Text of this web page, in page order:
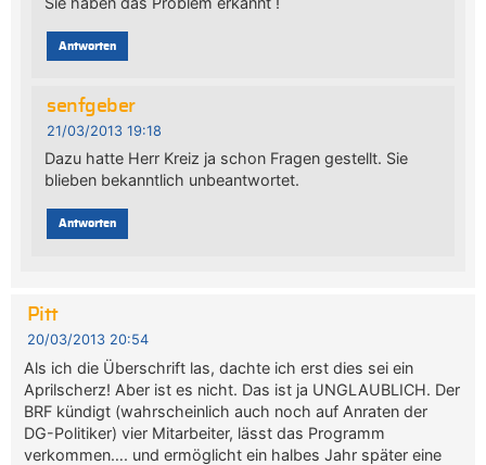
Antworten
senfgeber
21/03/2013 19:18
Dazu hatte Herr Kreiz ja schon Fragen gestellt. Sie
blieben bekanntlich unbeantwortet.
Antworten
Pitt
20/03/2013 20:54
Als ich die Überschrift las, dachte ich erst dies sei ein
Aprilscherz! Aber ist es nicht. Das ist ja UNGLAUBLICH. Der
BRF kündigt (wahrscheinlich auch noch auf Anraten der
DG-Politiker) vier Mitarbeiter, lässt das Programm
verkommen…. und ermöglicht ein halbes Jahr später eine